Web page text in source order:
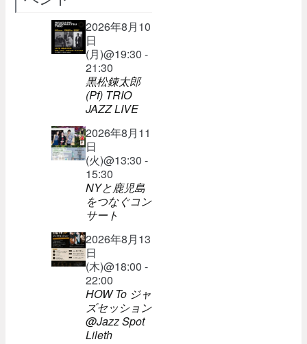
2026年8月10
日
(月)@19:30 -
21:30
黒松錬太郎
(Pf) TRIO
JAZZ LIVE
2026年8月11
日
(火)@13:30 -
15:30
NYと鹿児島
をつなぐコン
サート
2026年8月13
日
(木)@18:00 -
22:00
HOW To ジャ
ズセッション
@Jazz Spot
Lileth